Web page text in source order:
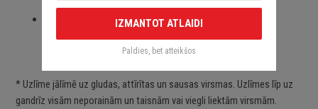
Piegāde Latvijā un citviet pasaulē bez jebkādiem
ierobežojumiem.
* Uzlīme jālīmē uz gludas, attīrītas un sausas virsmas. Uzlīmes līp uz
gandrīz visām neporainām un taisnām vai viegli liektām virsmām.
IZMANTOT ATLAIDI
Paldies, bet atteikšos